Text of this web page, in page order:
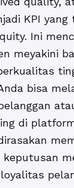
KPI
Ini
meyakini
bisa
di
keputusan